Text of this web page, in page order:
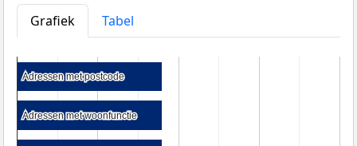
Grafiek
Tabel
Adressen met postcode
Adressen met postcode
Adressen met woonfunctie
Adressen met woonfunctie